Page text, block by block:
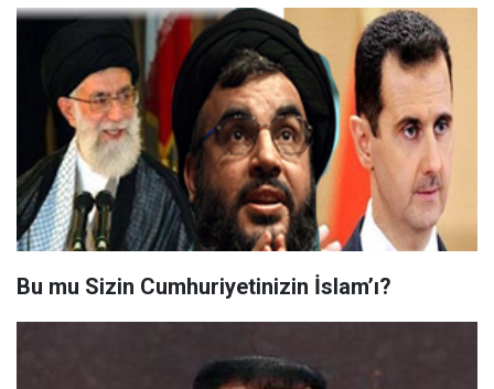
Bu mu Sizin Cumhuriyetinizin İslam’ı?